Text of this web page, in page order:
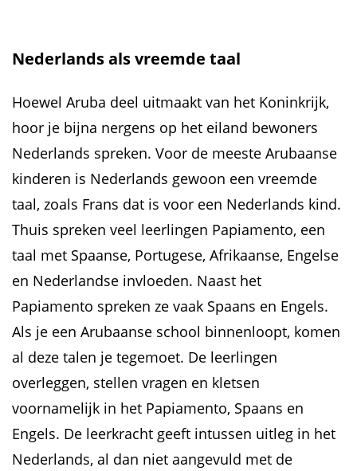
Nederlands als vreemde taal
Hoewel Aruba deel uitmaakt van het Koninkrijk,
hoor je bijna nergens op het eiland bewoners
Nederlands spreken. Voor de meeste Arubaanse
kinderen is Nederlands gewoon een vreemde
taal, zoals Frans dat is voor een Nederlands kind.
Thuis spreken veel leerlingen Papiamento, een
taal met Spaanse, Portugese, Afrikaanse, Engelse
en Nederlandse invloeden. Naast het
Papiamento spreken ze vaak Spaans en Engels.
Als je een Arubaanse school binnenloopt, komen
al deze talen je tegemoet. De leerlingen
overleggen, stellen vragen en kletsen
voornamelijk in het Papiamento, Spaans en
Engels. De leerkracht geeft intussen uitleg in het
Nederlands, al dan niet aangevuld met de